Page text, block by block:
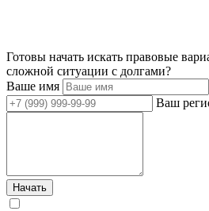
Готовы начать искать правовые
сложной ситуации с долгами?
Ваше имя
Ваш
Начать